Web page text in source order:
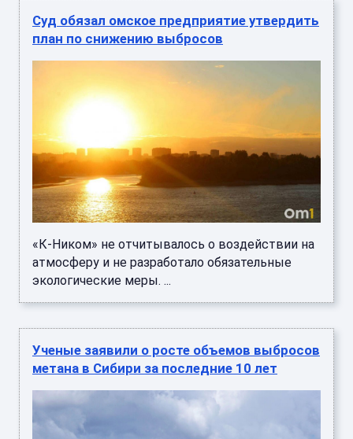
Суд обязал омское предприятие утвердить
план по снижению выбросов
«К-Ником» не отчитывалось о воздействии на
атмосферу и не разработало обязательные
экологические меры. ...
Ученые заявили о росте объемов выбросов
метана в Сибири за последние 10 лет